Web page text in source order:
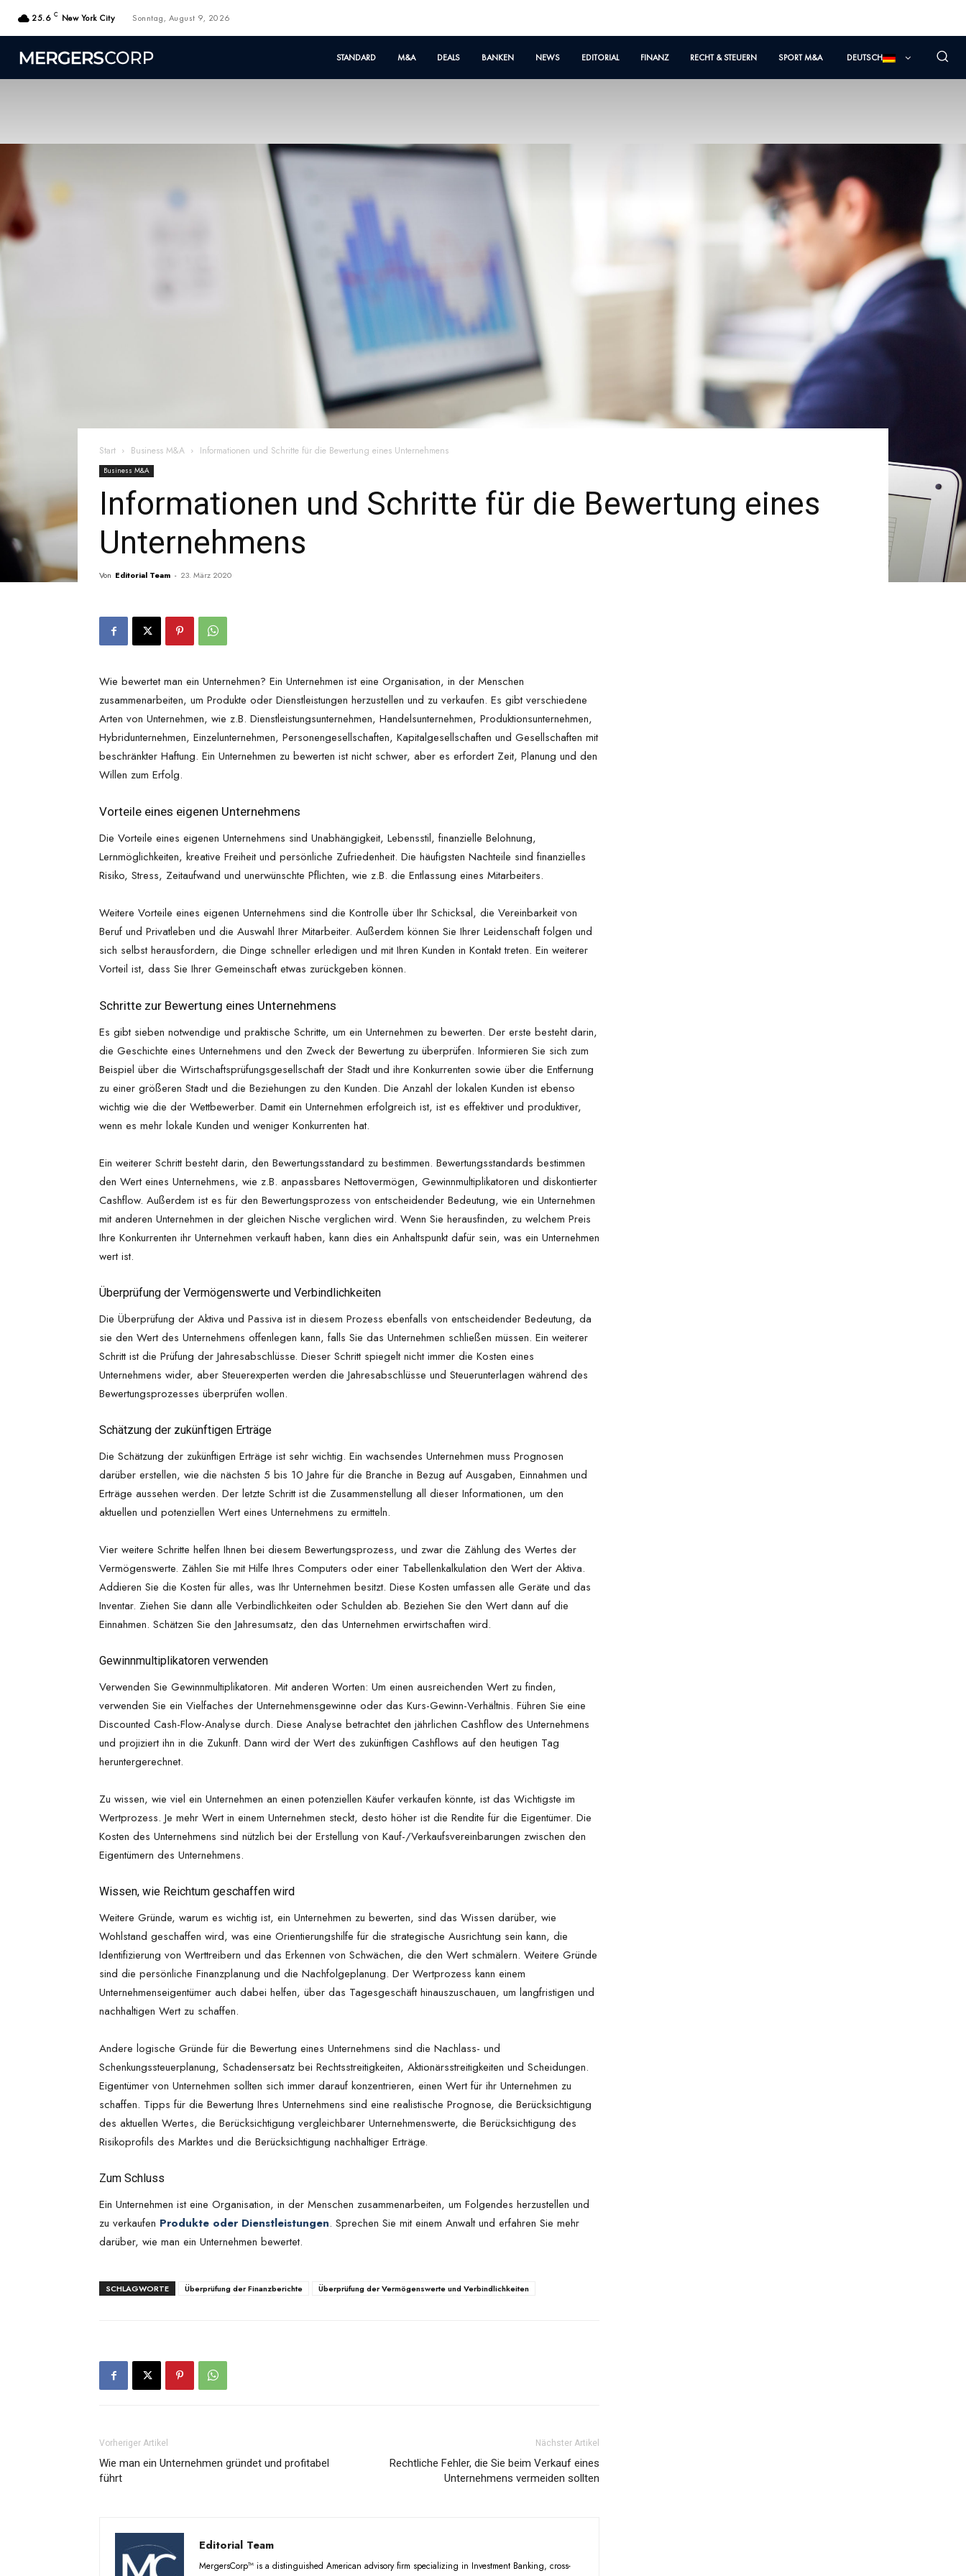
25.6 C New York City Sonntag, August 9, 2026
STANDARD M&A DEALS BANKEN NEWS EDITORIAL FINANZ RECHT & STEUERN SPORT M&A DEUTSCH
Start Business M&A Informationen und Schritte für die Bewertung eines Unternehmens
Business M&A
Informationen und Schritte für die Bewertung eines
Unternehmens
Von Editorial Team - 23. März 2020
Wie bewertet man ein Unternehmen? Ein Unternehmen ist eine Organisation, in der Menschen
zusammenarbeiten, um Produkte oder Dienstleistungen herzustellen und zu verkaufen. Es gibt verschiedene
Arten von Unternehmen, wie z.B. Dienstleistungsunternehmen, Handelsunternehmen, Produktionsunternehmen,
Hybridunternehmen, Einzelunternehmen, Personengesellschaften, Kapitalgesellschaften und Gesellschaften mit
beschränkter Haftung. Ein Unternehmen zu bewerten ist nicht schwer, aber es erfordert Zeit, Planung und den
Willen zum Erfolg.
Vorteile eines eigenen Unternehmens
Die Vorteile eines eigenen Unternehmens sind Unabhängigkeit, Lebensstil, finanzielle Belohnung,
Lernmöglichkeiten, kreative Freiheit und persönliche Zufriedenheit. Die häufigsten Nachteile sind finanzielles
Risiko, Stress, Zeitaufwand und unerwünschte Pflichten, wie z.B. die Entlassung eines Mitarbeiters.
Weitere Vorteile eines eigenen Unternehmens sind die Kontrolle über Ihr Schicksal, die Vereinbarkeit von
Beruf und Privatleben und die Auswahl Ihrer Mitarbeiter. Außerdem können Sie Ihrer Leidenschaft folgen und
sich selbst herausfordern, die Dinge schneller erledigen und mit Ihren Kunden in Kontakt treten. Ein weiterer
Vorteil ist, dass Sie Ihrer Gemeinschaft etwas zurückgeben können.
Schritte zur Bewertung eines Unternehmens
Es gibt sieben notwendige und praktische Schritte, um ein Unternehmen zu bewerten. Der erste besteht darin,
die Geschichte eines Unternehmens und den Zweck der Bewertung zu überprüfen. Informieren Sie sich zum
Beispiel über die Wirtschaftsprüfungsgesellschaft der Stadt und ihre Konkurrenten sowie über die Entfernung
zu einer größeren Stadt und die Beziehungen zu den Kunden. Die Anzahl der lokalen Kunden ist ebenso
wichtig wie die der Wettbewerber. Damit ein Unternehmen erfolgreich ist, ist es effektiver und produktiver,
wenn es mehr lokale Kunden und weniger Konkurrenten hat.
Ein weiterer Schritt besteht darin, den Bewertungsstandard zu bestimmen. Bewertungsstandards bestimmen
den Wert eines Unternehmens, wie z.B. anpassbares Nettovermögen, Gewinnmultiplikatoren und diskontierter
Cashflow. Außerdem ist es für den Bewertungsprozess von entscheidender Bedeutung, wie ein Unternehmen
mit anderen Unternehmen in der gleichen Nische verglichen wird. Wenn Sie herausfinden, zu welchem Preis
Ihre Konkurrenten ihr Unternehmen verkauft haben, kann dies ein Anhaltspunkt dafür sein, was ein Unternehmen
wert ist.
Überprüfung der Vermögenswerte und Verbindlichkeiten
Die Überprüfung der Aktiva und Passiva ist in diesem Prozess ebenfalls von entscheidender Bedeutung, da
sie den Wert des Unternehmens offenlegen kann, falls Sie das Unternehmen schließen müssen. Ein weiterer
Schritt ist die Prüfung der Jahresabschlüsse. Dieser Schritt spiegelt nicht immer die Kosten eines
Unternehmens wider, aber Steuerexperten werden die Jahresabschlüsse und Steuerunterlagen während des
Bewertungsprozesses überprüfen wollen.
Schätzung der zukünftigen Erträge
Die Schätzung der zukünftigen Erträge ist sehr wichtig. Ein wachsendes Unternehmen muss Prognosen
darüber erstellen, wie die nächsten 5 bis 10 Jahre für die Branche in Bezug auf Ausgaben, Einnahmen und
Erträge aussehen werden. Der letzte Schritt ist die Zusammenstellung all dieser Informationen, um den
aktuellen und potenziellen Wert eines Unternehmens zu ermitteln.
Vier weitere Schritte helfen Ihnen bei diesem Bewertungsprozess, und zwar die Zählung des Wertes der
Vermögenswerte. Zählen Sie mit Hilfe Ihres Computers oder einer Tabellenkalkulation den Wert der Aktiva.
Addieren Sie die Kosten für alles, was Ihr Unternehmen besitzt. Diese Kosten umfassen alle Geräte und das
Inventar. Ziehen Sie dann alle Verbindlichkeiten oder Schulden ab. Beziehen Sie den Wert dann auf die
Einnahmen. Schätzen Sie den Jahresumsatz, den das Unternehmen erwirtschaften wird.
Gewinnmultiplikatoren verwenden
Verwenden Sie Gewinnmultiplikatoren. Mit anderen Worten: Um einen ausreichenden Wert zu finden,
verwenden Sie ein Vielfaches der Unternehmensgewinne oder das Kurs-Gewinn-Verhältnis. Führen Sie eine
Discounted Cash-Flow-Analyse durch. Diese Analyse betrachtet den jährlichen Cashflow des Unternehmens
und projiziert ihn in die Zukunft. Dann wird der Wert des zukünftigen Cashflows auf den heutigen Tag
heruntergerechnet.
Zu wissen, wie viel ein Unternehmen an einen potenziellen Käufer verkaufen könnte, ist das Wichtigste im
Wertprozess. Je mehr Wert in einem Unternehmen steckt, desto höher ist die Rendite für die Eigentümer. Die
Kosten des Unternehmens sind nützlich bei der Erstellung von Kauf-/Verkaufsvereinbarungen zwischen den
Eigentümern des Unternehmens.
Wissen, wie Reichtum geschaffen wird
Weitere Gründe, warum es wichtig ist, ein Unternehmen zu bewerten, sind das Wissen darüber, wie
Wohlstand geschaffen wird, was eine Orientierungshilfe für die strategische Ausrichtung sein kann, die
Identifizierung von Werttreibern und das Erkennen von Schwächen, die den Wert schmälern. Weitere Gründe
sind die persönliche Finanzplanung und die Nachfolgeplanung. Der Wertprozess kann einem
Unternehmenseigentümer auch dabei helfen, über das Tagesgeschäft hinauszuschauen, um langfristigen und
nachhaltigen Wert zu schaffen.
Andere logische Gründe für die Bewertung eines Unternehmens sind die Nachlass- und
Schenkungssteuerplanung, Schadensersatz bei Rechtsstreitigkeiten, Aktionärsstreitigkeiten und Scheidungen.
Eigentümer von Unternehmen sollten sich immer darauf konzentrieren, einen Wert für ihr Unternehmen zu
schaffen. Tipps für die Bewertung Ihres Unternehmens sind eine realistische Prognose, die Berücksichtigung
des aktuellen Wertes, die Berücksichtigung vergleichbarer Unternehmenswerte, die Berücksichtigung des
Risikoprofils des Marktes und die Berücksichtigung nachhaltiger Erträge.
Zum Schluss
Ein Unternehmen ist eine Organisation, in der Menschen zusammenarbeiten, um Folgendes herzustellen und
zu verkaufen Produkte oder Dienstleistungen. Sprechen Sie mit einem Anwalt und erfahren Sie mehr
darüber, wie man ein Unternehmen bewertet.
SCHLAGWORTE Überprüfung der Finanzberichte Überprüfung der Vermögenswerte und Verbindlichkeiten
Vorheriger Artikel
Wie man ein Unternehmen gründet und profitabel
führt
Nächster Artikel
Rechtliche Fehler, die Sie beim Verkauf eines
Unternehmens vermeiden sollten
Editorial Team
MergersCorp™ is a distinguished American advisory firm specializing in Investment Banking, cross-